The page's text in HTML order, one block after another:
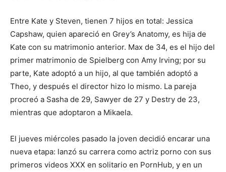
Entre Kate y Steven, tienen 7 hijos en total: Jessica
Capshaw, quien apareció en Grey’s Anatomy, es hija de
Kate con su matrimonio anterior. Max de 34, es el hijo del
primer matrimonio de Spielberg con Amy Irving; por su
parte, Kate adoptó a un hijo, al que también adoptó a
Theo, y después el director hizo lo mismo. La pareja
procreó a Sasha de 29, Sawyer de 27 y Destry de 23,
mientras que adoptaron a Mikaela.
El jueves miércoles pasado la joven decidió encarar una
nueva etapa: lanzó su carrera como actriz porno con sus
primeros videos XXX en solitario en PornHub, y en un